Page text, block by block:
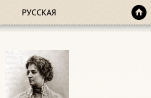
РУССКАЯ